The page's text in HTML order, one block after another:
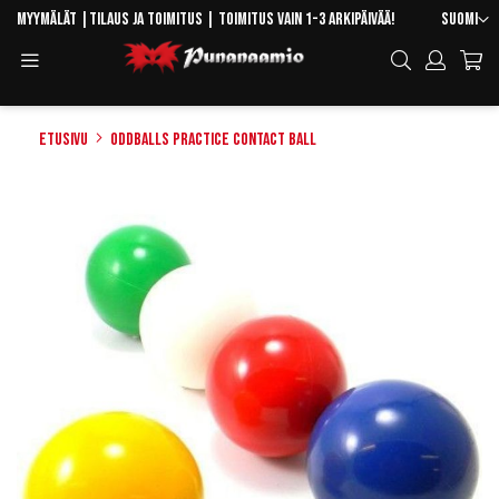
Skip
Content
Kieli
Suomi
Myymälät Tilaus ja toimitus | Toimitus vain 1-3 arkipäivää!
Hae
Etusivu Oddballs Practice Contact Ball